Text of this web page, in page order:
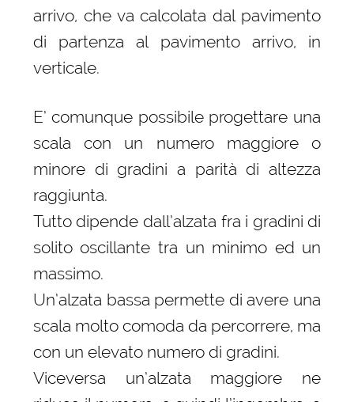
arrivo, che va calcolata dal pavimento
di partenza al pavimento arrivo, in
verticale.
E’ comunque possibile progettare una
scala con un numero maggiore o
minore di gradini a parità di altezza
raggiunta.
Tutto dipende dall’alzata fra i gradini di
solito oscillante tra un minimo ed un
massimo.
Un’alzata bassa permette di avere una
scala molto comoda da percorrere, ma
con un elevato numero di gradini.
Viceversa un’alzata maggiore ne